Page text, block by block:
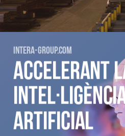
INTERA-GROUP.COM
ACCELERANT
ARTIFICIAL